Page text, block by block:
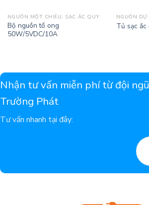
NGUỒN MỘT CHIỀU, SẠC ẮC QUY
Bộ nguồn tổ ong
50W/5VDC/10A
NGUỒN DỰ
Tủ sạc ắc
Nhận tư vấn miễn phí từ đội
Trường Phát
Tư vấn nhanh tại đây: